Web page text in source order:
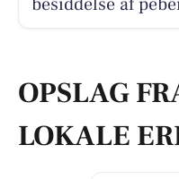
OPSLAG
LOKALE